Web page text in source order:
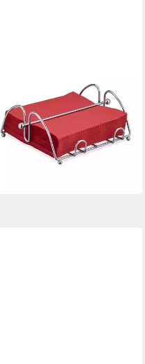
Serviettenhalter, Eisen, (4er-
Set, 4-tlg., ohne Deko, 4-
teiliges Set)
19,99 € UVP 39,99 €